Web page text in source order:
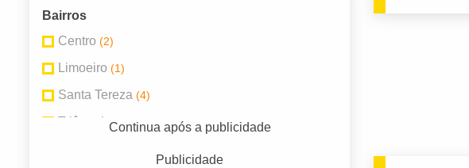
Bairros
Centro (2)
Limoeiro (1)
Santa Tereza (4)
Triângulo(1)
Continua após a publicidade
Publicidade